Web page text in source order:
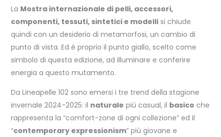
La Mostra internazionale di pelli, accessori,
componenti, tessuti, sintetici e modellisi chiude
quindi con un desiderio di metamorfosi, un cambio di
punto di vista. Ed è proprio il punto giallo, scelto come
simbolo di questa edizione, ad illuminare e conferire
energia a questo mutamento.
Da Lineapelle 102 sono emersi i tre trend della stagione
invernale 2024-2025: il naturale più casual, il basico che
rappresenta la “comfort-zone di ogni collezione” ed il
“contemporary expressionism” più giovane e